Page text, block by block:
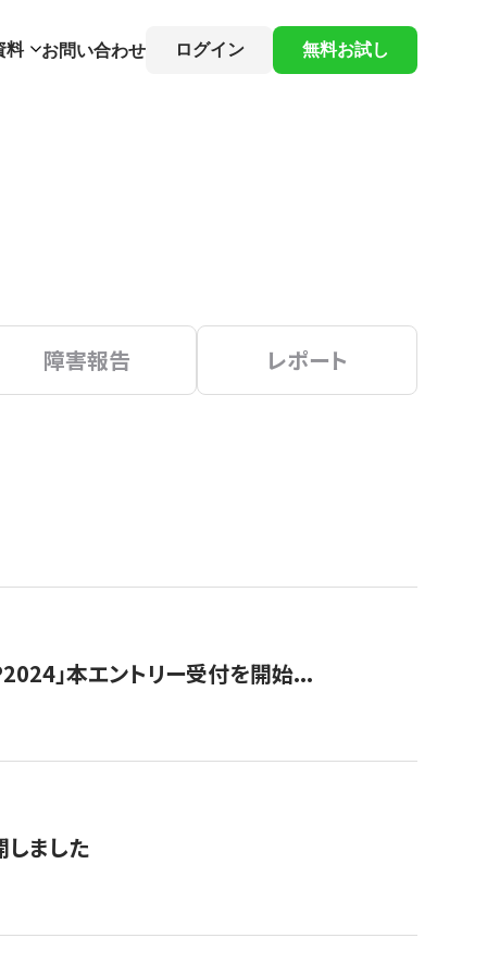
料 お問い合わせ ログイン 無料お試し
障害報告 レポート
」本エントリー受付を開始...
しました